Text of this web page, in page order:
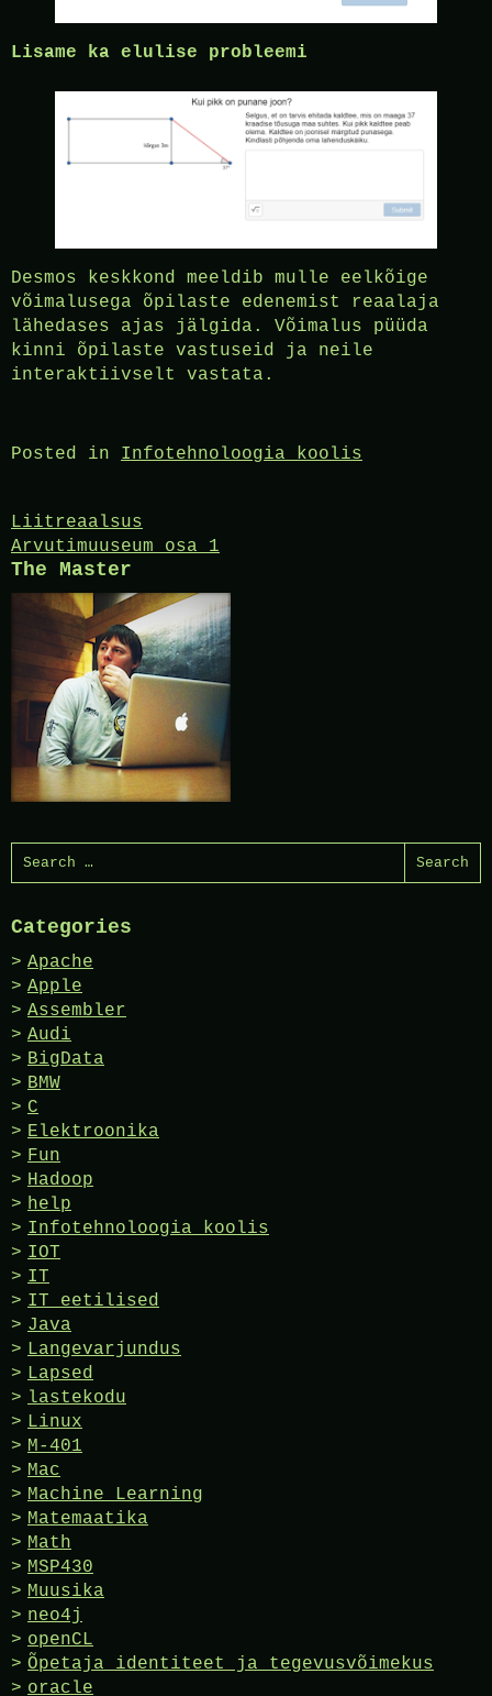
Lisame ka elulise probleemi
Desmos keskkond meeldib mulle eelkõige
võimalusega õpilaste edenemist reaalaja
lähedases ajas jälgida. Võimalus püüda
kinni õpilaste vastuseid ja neile
interaktiivselt vastata.
Posted in Infotehnoloogia koolis
Post
navigation
Liitreaalsus
Arvutimuuseum osa 1
The Master
Search
for:
Categories
Apache
Apple
Assembler
Audi
BigData
BMW
C
Elektroonika
Fun
Hadoop
help
Infotehnoloogia koolis
IOT
IT
IT eetilised
Java
Langevarjundus
Lapsed
lastekodu
Linux
M-401
Mac
Machine Learning
Matemaatika
Math
MSP430
Muusika
neo4j
openCL
Õpetaja identiteet ja tegevusvõimekus
oracle